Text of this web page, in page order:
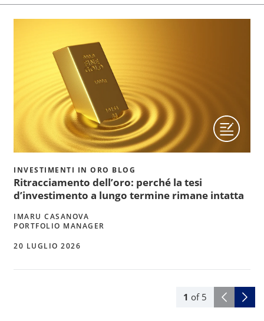
1 of 5
INVESTIMENTI IN ORO BLOG
Ritracciamento dell’oro: perché la tesi
d’investimento a lungo termine rimane intatta
IMARU CASANOVA
PORTFOLIO MANAGER
20 LUGLIO 2026